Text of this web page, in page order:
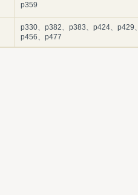
p359
p330、p382、p383、p424、p429、
p456、p477